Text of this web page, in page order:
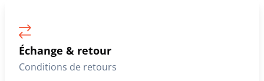
Échange & retour
Conditions de retours